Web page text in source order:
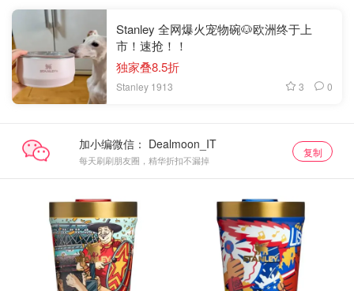
Stanley 全网爆火宠物碗🐶欧洲终于上
市！速抢！！
独家叠8.5折
Stanley 1913 3 0
加小编微信：
每天刷刷朋友圈，精华折扣不漏掉
复制